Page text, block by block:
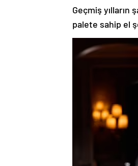
Geçmiş yılların
palete sahip el